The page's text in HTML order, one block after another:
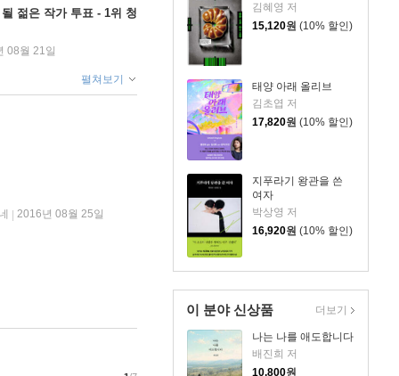
김혜영 저
15,120원 (10% 할인)
태양 아래 올리브
김초엽 저
17,820원 (10% 할인)
지푸라기 왕관을 쓴
여자
박상영 저
16,920원 (10% 할인)
이 분야 신상품
나는 나를 애도합니다
배진희 저
10,800원
더보기
젊은 작가 투표 - 1위 청
08월 21일
펼쳐보기
2016년 08월 25일